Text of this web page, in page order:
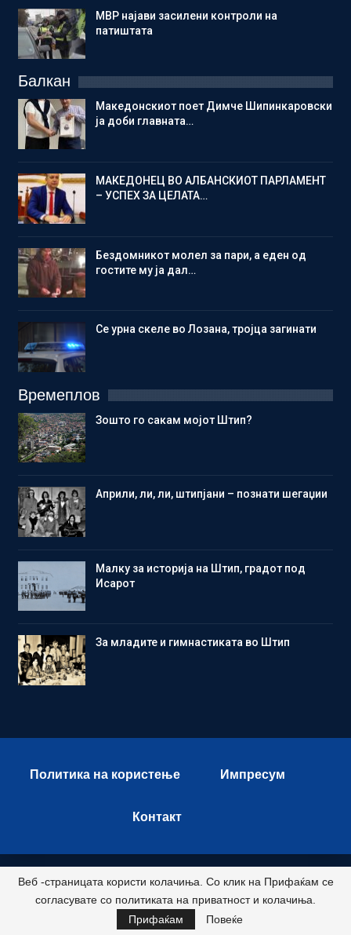
МВР најави засилени контроли на
патиштата
Балкан
Македонскиот поет Димче Шипинкаровски
ја доби главната…
МАКЕДОНЕЦ ВО АЛБАНСКИОТ ПАРЛАМЕНТ
– УСПЕХ ЗА ЦЕЛАТА…
Бездомникот молел за пари, а еден од
гостите му ја дал…
Се урна скеле во Лозана, тројца загинати
Времеплов
Зошто го сакам мојот Штип?
Aприли, ли, ли, штипјани – познати шегаџии
Малку за историја на Штип, градот под
Исарот
Зa младите и гимнастиката во Штип
Политика на користење Импресум
Контакт
© 2026 - Istok Press. All Rights Reserved.
Развиено и хостирано од
Веб -страницата користи колачиња. Со клик на Прифаќам се
согласувате со политиката на приватност и колачиња.
Прифаќам
Повеќе